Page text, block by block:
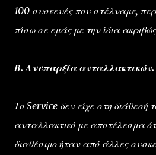
100 συσκευές που στέλναμε,
πίσω σε εμάς με την ίδια
Β. Ανυπαρξία ανταλλακτικών.
Το Service δεν είχε στη διάθεσή
ανταλλακτικό με αποτέλεσμα
διαθέσιμο ήταν από άλλες